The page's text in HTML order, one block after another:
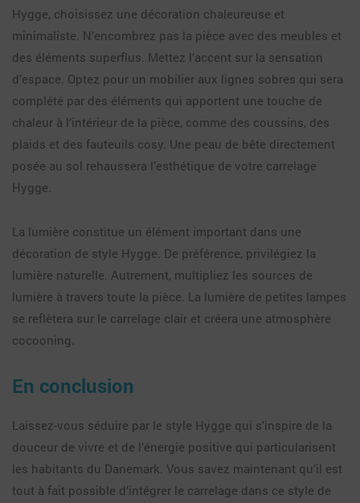
Hygge, choisissez une décoration chaleureuse et
minimaliste. N’encombrez pas la pièce avec des meubles et
des éléments superflus. Mettez l’accent sur la sensation
d’espace. Optez pour un mobilier aux lignes sobres qui sera
complété par des éléments qui apportent une touche de
chaleur à l’intérieur de la pièce, comme des coussins, des
plaids et des fauteuils cosy. Une peau de bête directement
posée au sol rehaussera l’esthétique de votre carrelage
Hygge.
La lumière constitue un élément important dans une
décoration de style Hygge. De préférence, privilégiez la
lumière naturelle. Autrement, multipliez les sources de
lumière à travers toute la pièce. La lumière de petites lampes
se reflètera sur le carrelage clair et créera une atmosphère
cocooning.
En conclusion
Laissez-vous séduire par le style Hygge qui s’inspire de la
douceur de vivre et de l’énergie positive qui particularisent
les habitants du Danemark. Vous savez maintenant qu’il est
tout à fait possible d’intégrer le carrelage dans ce style de